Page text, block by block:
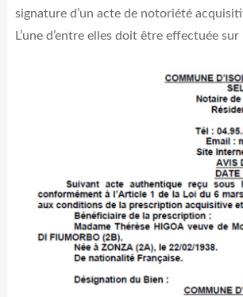
signature d’un acte de notoriété
L’une d’entre elles doit être effectuée